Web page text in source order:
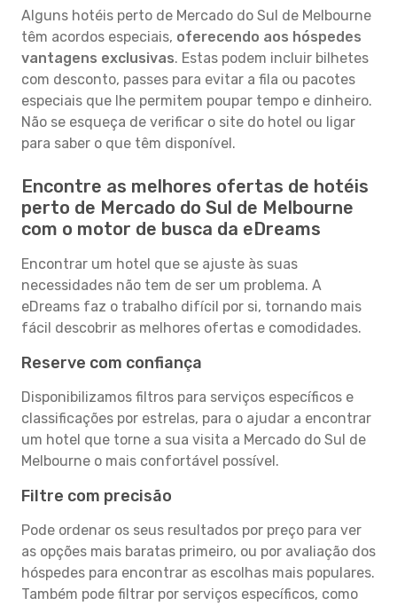
Alguns hotéis perto de Mercado do Sul de Melbourne
têm acordos especiais, oferecendo aos hóspedes
vantagens exclusivas. Estas podem incluir bilhetes
com desconto, passes para evitar a fila ou pacotes
especiais que lhe permitem poupar tempo e dinheiro.
Não se esqueça de verificar o site do hotel ou ligar
para saber o que têm disponível.
Encontre as melhores ofertas de hotéis
perto de Mercado do Sul de Melbourne
com o motor de busca da eDreams
Encontrar um hotel que se ajuste às suas
necessidades não tem de ser um problema. A
eDreams faz o trabalho difícil por si, tornando mais
fácil descobrir as melhores ofertas e comodidades.
Reserve com confiança
Disponibilizamos filtros para serviços específicos e
classificações por estrelas, para o ajudar a encontrar
um hotel que torne a sua visita a Mercado do Sul de
Melbourne o mais confortável possível.
Filtre com precisão
Pode ordenar os seus resultados por preço para ver
as opções mais baratas primeiro, ou por avaliação dos
hóspedes para encontrar as escolhas mais populares.
Também pode filtrar por serviços específicos, como